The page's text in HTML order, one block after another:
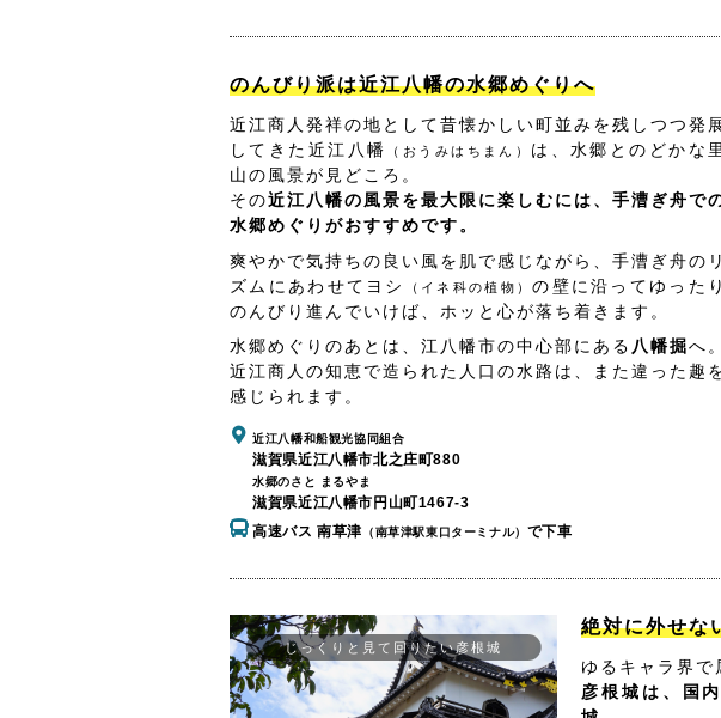
のんびり派は近江八幡の水郷めぐりへ
近江商人発祥の地として昔懐かしい町並みを残しつつ発
してきた近江八幡
（おうみはちまん） は、水郷とのどかな里
山の風景が見どころ。
その近江八幡の風景を最大限に楽しむには、手漕ぎ舟で
水郷めぐりがおすすめです。
爽やかで気持ちの良い風を肌で感じながら、手漕ぎ舟のリ
ズムにあわせてヨシ
（イネ科の植物）の壁に沿ってゆったり
のんびり進んでいけば、ホッと心が落ち着きます。
水郷めぐりのあとは、江八幡市の中心部にある 八幡掘へ。
近江商人の知恵で造られた人口の水路は、また違った趣
感じられます。
近江八幡和船観光協同組合
滋賀県近江八幡市北之庄町880
水郷のさと まるやま
滋賀県近江八幡市円山町1467-3
高速バス 南草津 （南草津駅東口ターミナル） で下車
じっくりと見て回りたい彦根城
絶対に外せな
ゆるキャラ界で
彦根城は、国